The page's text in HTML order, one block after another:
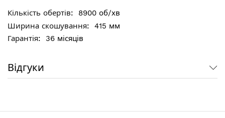
Ключові особливості:
точної роботи і максимального контролю над
інструментом
Вимикач запалювання з автоповерненням
8900 об/хв
415 мм
36 місяців
Відгуки